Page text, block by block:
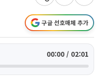
구글 선호매체 추가
00:00 / 02:01